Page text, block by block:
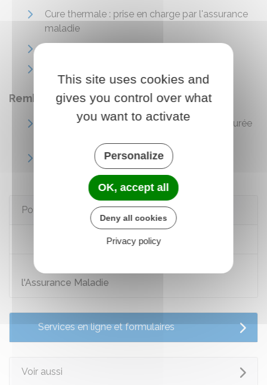
Cure thermale : prise en charge par l'assurance
maladie
Remboursement à 100 %
Prise en charge d'une affection de longue durée
Femme enceinte : prise en charge à 100 %
(Assurance maladie)
Pour en savoir plus
Déclarer une grossesse (Cnam)
Victime d'un accident ? Déclarez-le à
l'Assurance Maladie
Services en ligne et formulaires
Voir aussi
This site uses cookies and
gives you control over what
you want to activate
Personalize
OK, accept all
Deny all cookies
Privacy policy